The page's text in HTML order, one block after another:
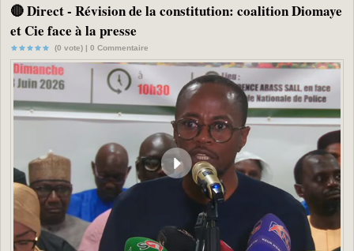
🔴 Direct - Révision de la constitution: coalition Diomaye
et Cie face à la presse
(0 vote) | 0 Commentaire